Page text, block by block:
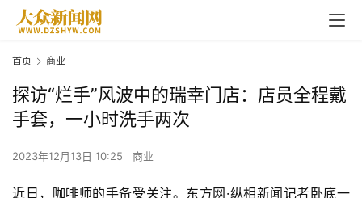
首页 商业
探访“烂手”风波中的瑞幸门店：店员全程戴
手套，一小时洗手两次
2023年12月13日 10:25 商业
近日，咖啡师的手备受关注。东方网·纵相新闻记者卧底一